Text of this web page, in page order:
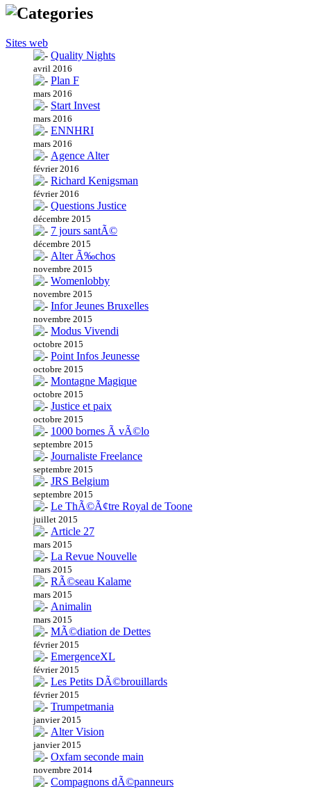
Sites web
Quality Nights
avril 2016
Plan F
mars 2016
Start Invest
mars 2016
ENNHRI
mars 2016
Agence Alter
février 2016
Richard Kenigsman
février 2016
Questions Justice
décembre 2015
7 jours santÃ©
décembre 2015
Alter Ã‰chos
novembre 2015
Womenlobby
novembre 2015
Infor Jeunes Bruxelles
novembre 2015
Modus Vivendi
octobre 2015
Point Infos Jeunesse
octobre 2015
Montagne Magique
octobre 2015
Justice et paix
octobre 2015
1000 bornes Ã vÃ©lo
septembre 2015
Journaliste Freelance
septembre 2015
JRS Belgium
septembre 2015
Le ThÃ©Ã¢tre Royal de Toone
juillet 2015
Article 27
mars 2015
La Revue Nouvelle
mars 2015
RÃ©seau Kalame
mars 2015
Animalin
mars 2015
MÃ©diation de Dettes
février 2015
EmergenceXL
février 2015
Les Petits DÃ©brouillards
février 2015
Trumpetmania
janvier 2015
Alter Vision
janvier 2015
Oxfam seconde main
novembre 2014
Compagnons dÃ©panneurs